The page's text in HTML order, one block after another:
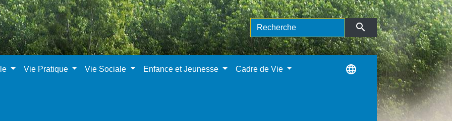
search
Vie Pratique Vie Sociale Enfance et Jeunesse Cadre de Vie language